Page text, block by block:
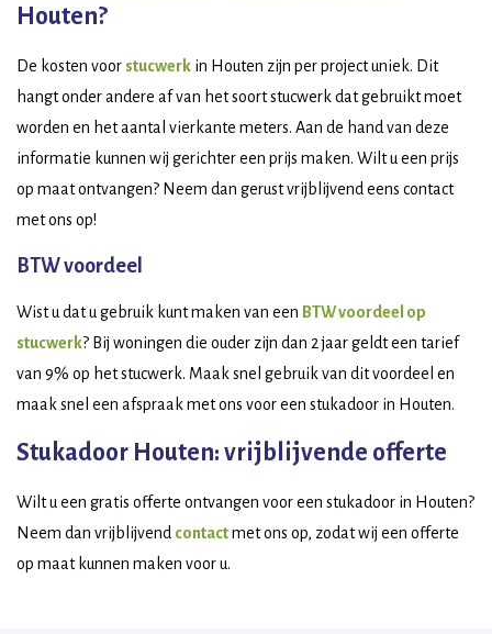
Houten?
De kosten voor stucwerk in Houten zijn per project uniek. Dit
hangt onder andere af van het soort stucwerk dat gebruikt moet
worden en het aantal vierkante meters. Aan de hand van deze
informatie kunnen wij gerichter een prijs maken. Wilt u een prijs
op maat ontvangen? Neem dan gerust vrijblijvend eens contact
met ons op!
BTW voordeel
Wist u dat u gebruik kunt maken van een BTW voordeel op
stucwerk? Bij woningen die ouder zijn dan 2 jaar geldt een tarief
van 9% op het stucwerk. Maak snel gebruik van dit voordeel en
maak snel een afspraak met ons voor een stukadoor in Houten.
Stukadoor Houten: vrijblijvende offerte
Wilt u een gratis offerte ontvangen voor een stukadoor in Houten?
Neem dan vrijblijvend contactmet ons op, zodat wij een offerte
op maat kunnen maken voor u.